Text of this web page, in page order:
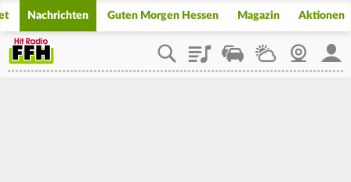
Nachrichten Guten Morgen Hessen Magazin Aktionen
PlaylistStaupilotWetterWebcam